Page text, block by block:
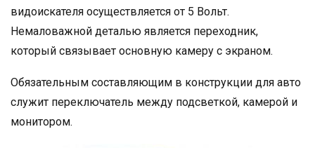
видоискателя осуществляется от 5 Вольт.
Немаловажной деталью является переходник,
который связывает основную камеру с экраном.
Обязательным составляющим в конструкции для авто
служит переключатель между подсветкой, камерой и
монитором.